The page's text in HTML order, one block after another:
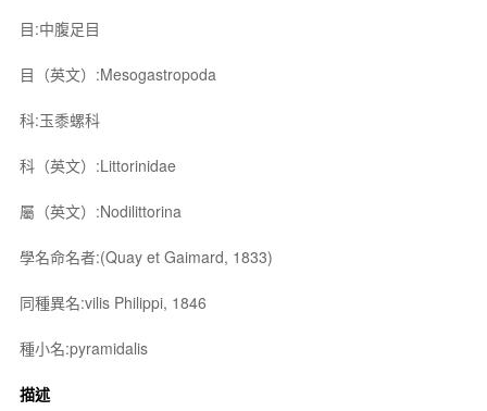
目:中腹足目
目（英文）:Mesogastropoda
科:玉黍螺科
科（英文）:Littorinidae
屬（英文）:Nodilittorina
學名命名者:(Quay et Gaimard, 1833)
同種異名:vilis Philippi, 1846
種小名:pyramidalis
描述